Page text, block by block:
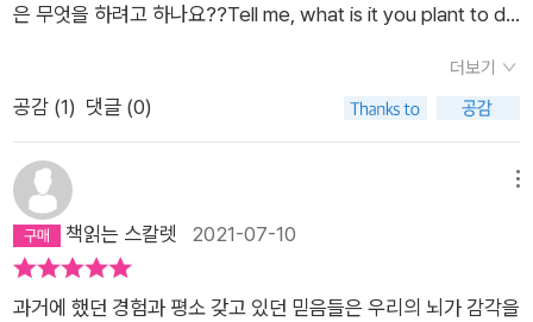
은 무엇을 하려고 하나요??Tell me, what is it you plant to do
더보기
공감 (1) 댓글 (0)
책읽는 스칼렛 2021-07-10
과거에 했던 경험과 평소 갖고 있던 믿음들은 우리의 뇌가 감각을